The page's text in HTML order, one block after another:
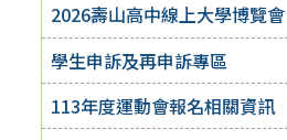
2026壽山高中線上大學博覽會
學生申訴及再申訴專區
113年度運動會報名相關資訊